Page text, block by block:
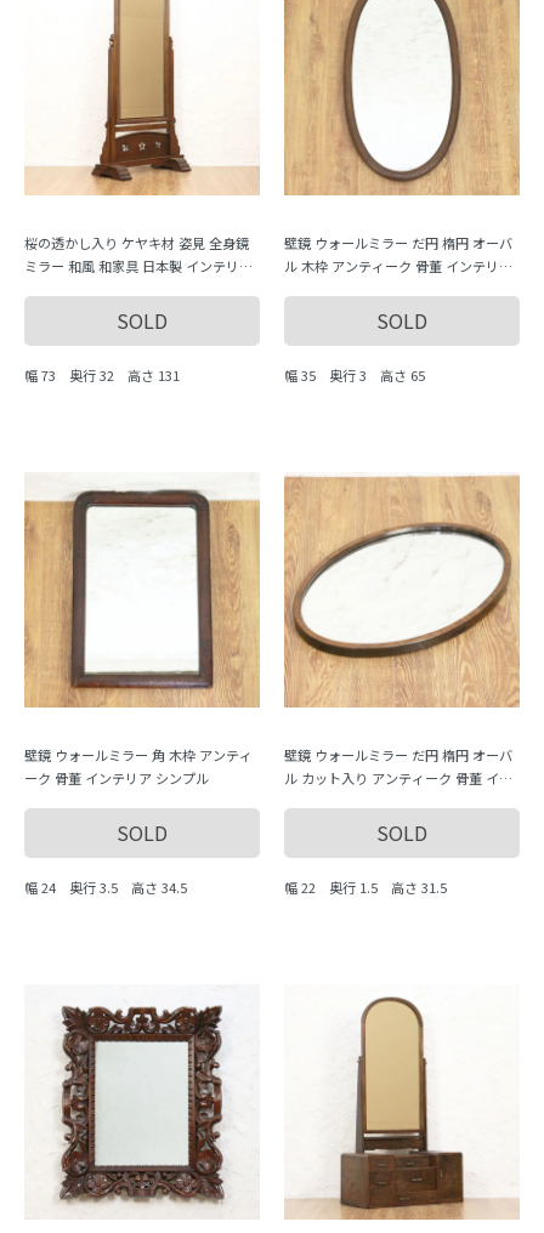
桜の透かし入り ケヤキ材 姿見 全身鏡
ミラー 和風 和家具 日本製 インテリア
SOLD
幅 73 奥行 32 高さ 131
壁鏡 ウォールミラー だ円 楕円 オーバ
ル 木枠 アンティーク 骨董 インテリア
SOLD
幅 35 奥行 3 高さ 65
壁鏡 ウォールミラー 角 木枠 アンティ
ーク 骨董 インテリア シンプル
SOLD
幅 24 奥行 3.5 高さ 34.5
壁鏡 ウォールミラー だ円 楕円 オーバ
ル カット入り アンティーク 骨董 イン
SOLD
幅 22 奥行 1.5 高さ 31.5